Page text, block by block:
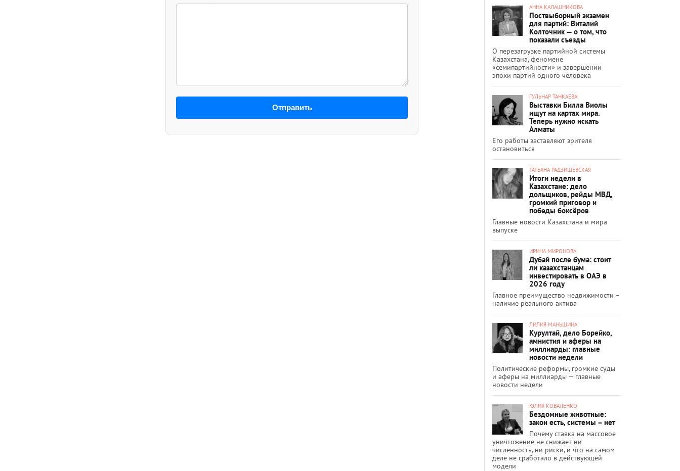
Отправить
АННА КАЛАШНИКОВА
Поствыборный экзамен
для партий: Виталий
Колточник — о том, что
показали съезды
О перезагрузке партийной системы
Казахстана, феномене
«семипартийности» и завершении
эпохи партий одного человека
ГУЛЬНАР ТАНКАЕВА
Выставки Билла Виолы
ищут на картах мира.
Теперь нужно искать
Алматы
Его работы заставляют зрителя
остановиться
ТАТЬЯНА РАДЗИШЕВСКАЯ
Итоги недели в
Казахстане: дело
дольщиков, рейды МВД,
громкий приговор и
победы боксёров
Главные новости Казахстана и мира
выпуске
ИРИНА МИРОНОВА
Дубай после бума: стоит
ли казахстанцам
инвестировать в ОАЭ в
2026 году
Главное преимущество недвижимости –
наличие реального актива
ЛИЛИЯ МАНЬШИНА
Курултай, дело Борейко,
амнистия и аферы на
миллиарды: главные
новости недели
Политические реформы, громкие суды
и аферы на миллиарды — главные
новости недели
ЮЛИЯ КОВАЛЕНКО
Бездомные животные:
закон есть, системы – нет
Почему ставка на массовое
уничтожение не снижает ни
численность, ни риски, и что на самом
деле не сработало в действующей
модели